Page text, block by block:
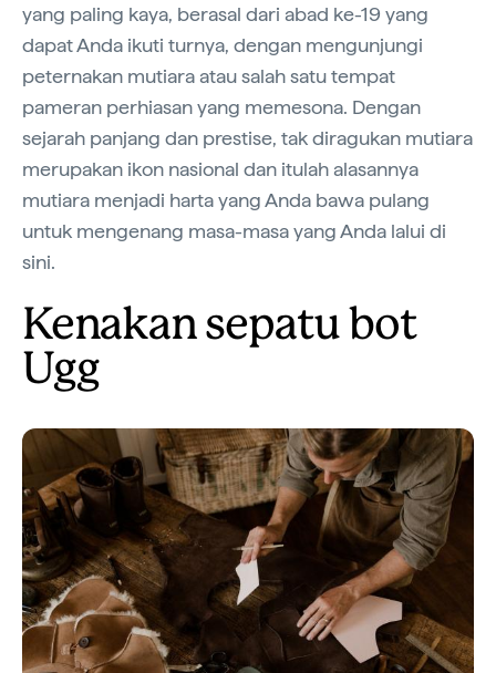
yang paling kaya, berasal dari abad ke-19 yang
dapat Anda ikuti turnya, dengan mengunjungi
peternakan mutiara atau salah satu tempat
pameran perhiasan yang memesona. Dengan
sejarah panjang dan prestise, tak diragukan mutiara
merupakan ikon nasional dan itulah alasannya
mutiara menjadi harta yang Anda bawa pulang
untuk mengenang masa-masa yang Anda lalui di
sini.
Kenakan sepatu bot
Ugg